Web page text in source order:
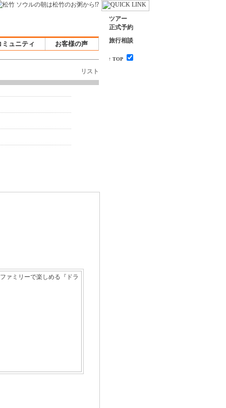
ミュニティ お客様の声
リスト
ツアー
正式予約
旅行相談
↑ TOP